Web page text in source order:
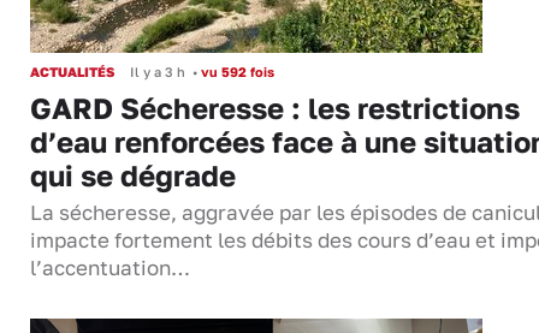
ACTUALITÉS Il y a 3 h • vu 592 fois
GARD Sécheresse : les restrictions
d’eau renforcées face à une
qui se dégrade
La sécheresse, aggravée par les épisodes de
impacte fortement les débits des cours d’eau et
l’accentuation…